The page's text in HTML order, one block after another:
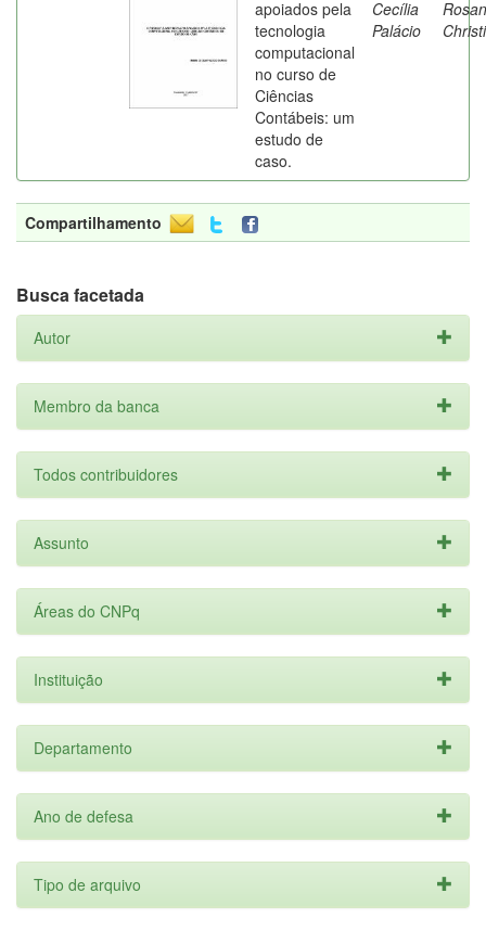
apoiados pela
tecnologia
computacional
no curso de
Ciências
Contábeis: um
estudo de
caso.
Cecília
Palácio
Rosan
Compartilhamento
Busca facetada
Autor
Membro da banca
Todos contribuidores
Assunto
Áreas do CNPq
Instituição
Departamento
Ano de defesa
Tipo de arquivo